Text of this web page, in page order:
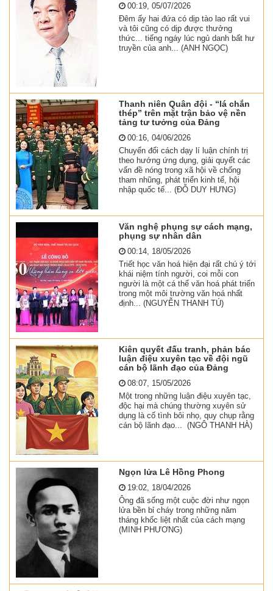
00:19, 05/07/2026
Đêm ấy hai đứa có dịp tào lao rất vui
và tôi cũng có dịp được thưởng
thức... tiếng ngáy lúc ngủ danh bất hư
truyền của anh... (ANH NGỌC)
Thanh niên Quân đội - “lá chắn
thép” trên mặt trận bảo vệ nền
tảng tư tưởng của Đảng
00:16, 04/06/2026
Chuyển đổi cách dạy lí luận chính trị
theo hướng ứng dụng, giải quyết các
vấn đề nóng trong xã hội về chống
tham nhũng, phát triển kinh tế, hội
nhập quốc tế... (ĐỖ DUY HƯNG)
Văn nghệ phụng sự cách mạng,
phụng sự nhân dân
00:14, 18/05/2026
Triết học văn hoá hiện đại rất chú ý tới
khái niệm tính người, coi mỗi con
người là một cá thể văn hoá phát triển
trong một môi trường văn hoá nhất
định... (NGUYỄN THANH TÚ)
Kiên quyết đấu tranh, phản bác
luận điệu xuyên tạc về đội ngũ
cán bộ lãnh đạo của Đảng
08:07, 15/05/2026
Một trong những luận điệu xuyên tạc,
độc hại mà chúng thường xuyên sử
dụng là cố tình bôi nhọ, quy chụp rằng
cán bộ lãnh đạo... (NGÔ THANH HÀ)
Ngọn lửa Lê Hồng Phong
19:02, 18/04/2026
Ông đã sống một cuộc đời như ngọn
lửa bền bỉ cháy trong những năm
tháng khốc liệt nhất của cách mạng
(MINH PHƯƠNG)